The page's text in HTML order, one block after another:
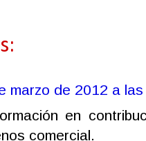
marzo de 2012 a
en
comercial.